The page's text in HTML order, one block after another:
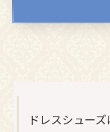
ドレスシュー